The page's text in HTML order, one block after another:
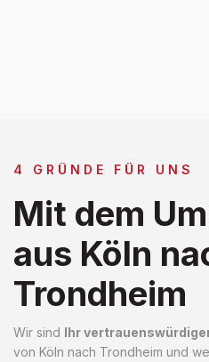
4 GRÜNDE FÜR UNS
Mit dem
aus Köln
Trondheim
Wir sind Ihr
von Köln nach Trondheim und